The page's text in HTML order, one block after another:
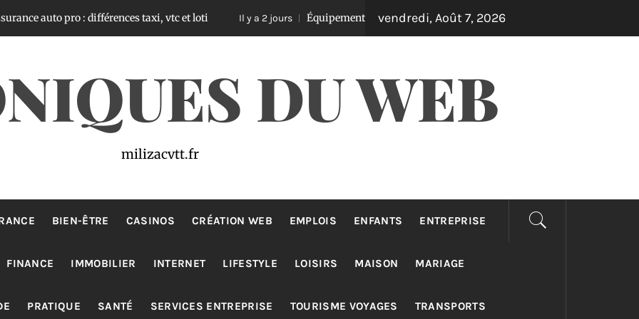
pro : différences taxi, vtc et loti Il y a 2 jours Équipements outdoor qui transforment votre jardin en oasis
vendredi, Août 7, 2026
DU WEB
milizacvtt.fr
BIEN-ÊTRE CASINOS CRÉATION WEB EMPLOIS ENFANTS ENTREPRISE
FINANCE IMMOBILIER INTERNET LIFESTYLE LOISIRS MAISON MARIAGE
PRATIQUE SANTÉ SERVICES ENTREPRISE TOURISME VOYAGES TRANSPORTS